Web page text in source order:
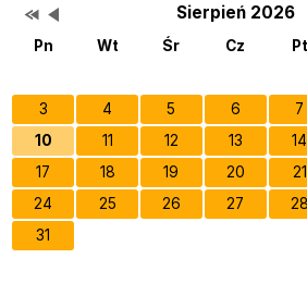
Wydarzenia Lista wydarzeń
Sierpień 2026
Przestaw datę na Sierpień 2025
Przestaw datę na Lipiec 2026
Pn Wt Śr Cz Pt
3
4 5 6 7
10
11 12 13 14
17
18 19 20 21
24
25 26 27 28
31